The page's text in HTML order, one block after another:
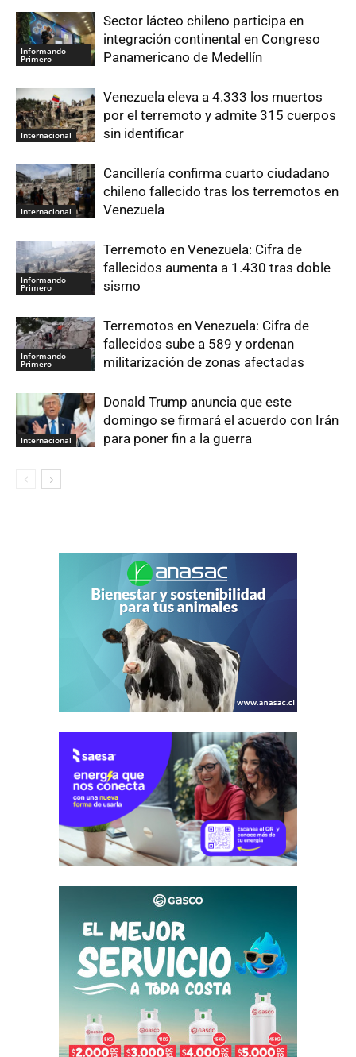
Informando
Primero
Sector lácteo chileno participa en
integración continental en Congreso
Panamericano de Medellín
Internacional
Venezuela eleva a 4.333 los muertos
por el terremoto y admite 315 cuerpos
sin identificar
Internacional
Cancillería confirma cuarto ciudadano
chileno fallecido tras los terremotos en
Venezuela
Informando
Primero
Terremoto en Venezuela: Cifra de
fallecidos aumenta a 1.430 tras doble
sismo
Informando
Primero
Terremotos en Venezuela: Cifra de
fallecidos sube a 589 y ordenan
militarización de zonas afectadas
Internacional
Donald Trump anuncia que este
domingo se firmará el acuerdo con Irán
para poner fin a la guerra